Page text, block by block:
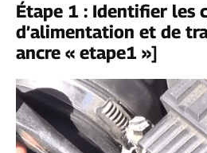
Étape 1 : Identifier les
d’alimentation et de
ancre « etape1 »]